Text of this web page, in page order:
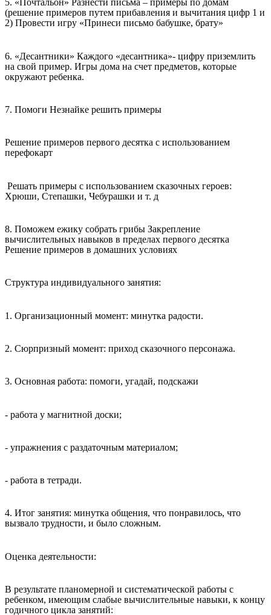
5. «Почтальон» Разнести письма – примеры по домам
(решение примеров путем прибавления и вычитания цифр 1 и
2) Провести игру «Принеси письмо бабушке, брату»
6. «Десантники» Каждого «десантника»- цифру приземлить
на свой пример. Игры дома на счет предметов, которые
окружают ребенка.
7. Помоги Незнайке решить примеры
Решение примеров первого десятка с использованием
перефокарт
Решать примеры с использованием сказочных героев:
Хрюши, Степашки, Чебурашки и т. д
8. Поможем ежику собрать грибы Закрепление
вычислительных навыков в пределах первого десятка
Решение примеров в домашних условиях
Структура индивидуального занятия:
1. Организационный момент: минутка радости.
2. Сюрпризный момент: приход сказочного персонажа.
3. Основная работа: помоги, угадай, подскажи
- работа у магнитной доски;
- упражнения с раздаточным материалом;
- работа в тетради.
4. Итог занятия: минутка общения, что понравилось, что
вызвало трудности, и было сложным.
Оценка деятельности:
В результате планомерной и систематической работы с
ребенком, имеющим слабые вычислительные навыки, к концу
годичного цикла занятий: